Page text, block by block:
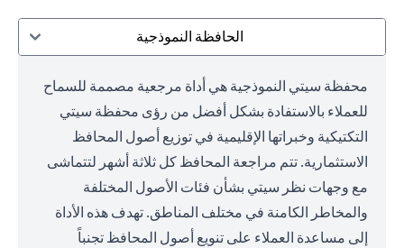
الحافظة النموذجية
محفظة سيتي النموذجية هي أداة مرجعية مصممة للسماح
للعملاء بالاستفادة بشكل أفضل من رؤى محفظة سيتي
التكتيكية وخبراتها الإقليمية في توزيع أصول المحافظ
الاستثمارية. تتم مراجعة المحافظ كل ثلاثة أشهر لتتماشى
مع وجهات نظر سيتي بشأن فئات الأصول المختلفة
والمخاطر الكامنة في مختلف المناطق. تهدف هذه الأداة
إلى مساعدة العملاء على تنويع أصول المحافظ تجنباً